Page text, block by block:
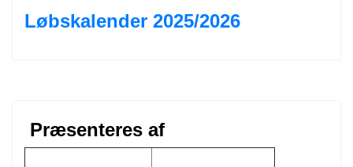
Løbskalender 2025/2026
Præsenteres af